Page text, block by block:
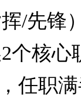
/先锋
核心
任职